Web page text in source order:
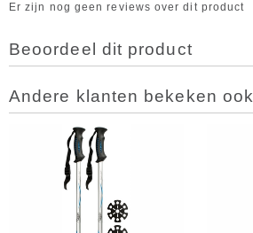
Er zijn nog geen reviews over dit product
Beoordeel dit product
Andere klanten bekeken ook